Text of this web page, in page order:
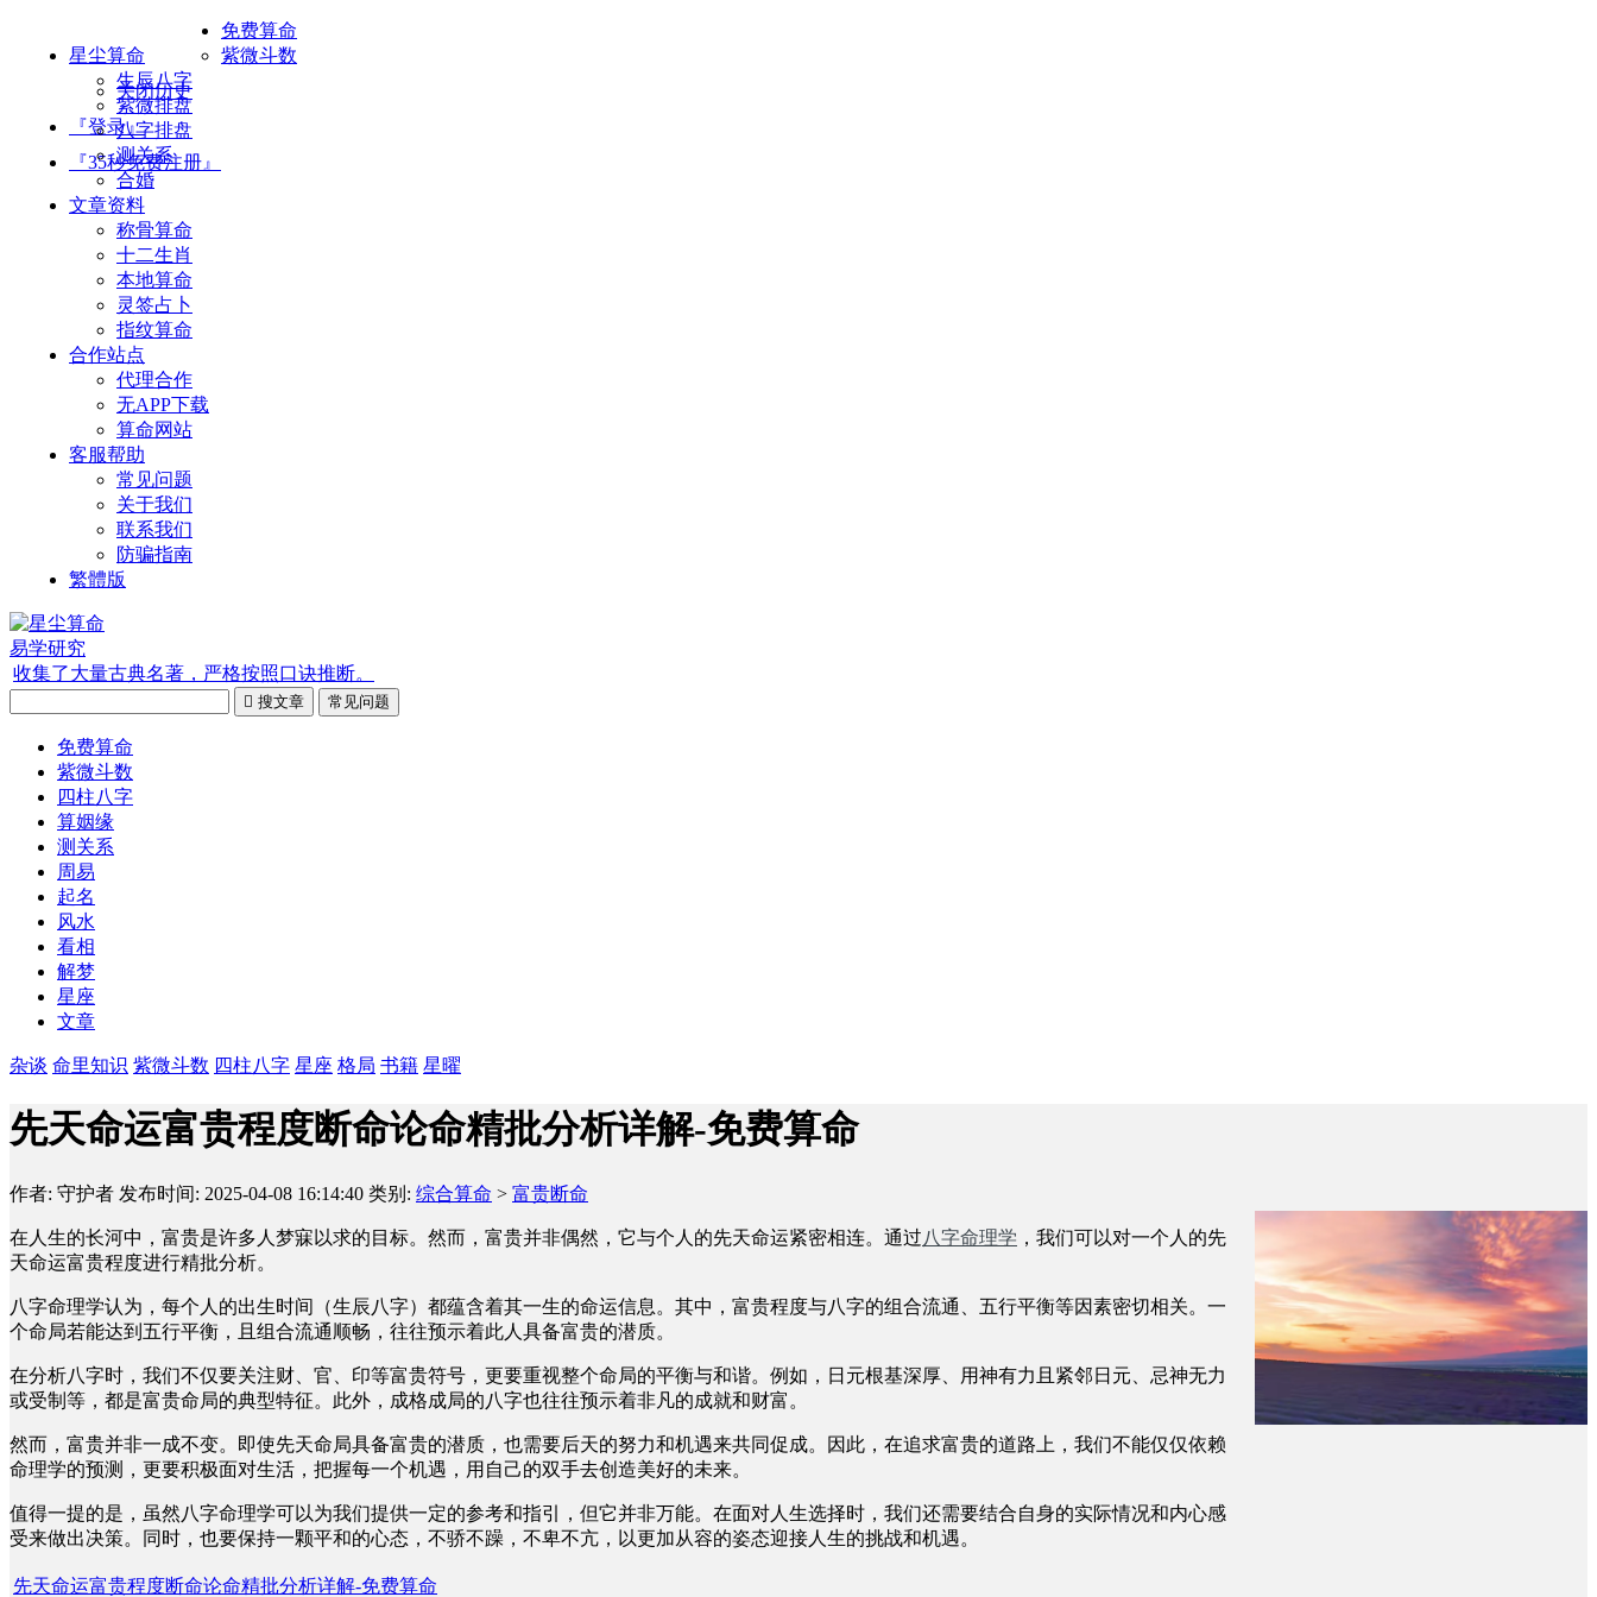
星尘算命
关闭历史
『登录』
『35秒免费注册』
免费算命
紫微斗数
生辰八字
紫微排盘
八字排盘
测关系
合婚
文章资料
称骨算命
十二生肖
本地算命
灵签占卜
指纹算命
合作站点
代理合作
无APP下载
算命网站
客服帮助
常见问题
关于我们
联系我们
防骗指南
繁體版
易学研究
收集了大量古典名著，严格按照口诀推断。
 搜文章 常见问题
免费算命
紫微斗数
四柱八字
算姻缘
测关系
周易
起名
风水
看相
解梦
星座
文章
杂谈 命里知识 紫微斗数 四柱八字 星座 格局 书籍 星曜
先天命运富贵程度断命论命精批分析详解-免费算命
作者: 守护者 发布时间: 2025-04-08 16:14:40 类别: 综合算命 > 富贵断命
在人生的长河中，富贵是许多人梦寐以求的目标。然而，富贵并非偶然，它与个人的先天命运紧密相连。通过八字命理学 ，我们可以对一个人的先
天命运富贵程度进行精批分析。
八字命理学认为，每个人的出生时间（生辰八字）都蕴含着其一生的命运信息。其中，富贵程度与八字的组合流通、五行平衡等因素密切相关。一
个命局若能达到五行平衡，且组合流通顺畅，往往预示着此人具备富贵的潜质。
在分析八字时，我们不仅要关注财、官、印等富贵符号，更要重视整个命局的平衡与和谐。例如，日元根基深厚、用神有力且紧邻日元、忌神无力
或受制等，都是富贵命局的典型特征。此外，成格成局的八字也往往预示着非凡的成就和财富。
然而，富贵并非一成不变。即使先天命局具备富贵的潜质，也需要后天的努力和机遇来共同促成。因此，在追求富贵的道路上，我们不能仅仅依赖
命理学的预测，更要积极面对生活，把握每一个机遇，用自己的双手去创造美好的未来。
值得一提的是，虽然八字命理学可以为我们提供一定的参考和指引，但它并非万能。在面对人生选择时，我们还需要结合自身的实际情况和内心感
受来做出决策。同时，也要保持一颗平和的心态，不骄不躁，不卑不亢，以更加从容的姿态迎接人生的挑战和机遇。
先天命运富贵程度断命论命精批分析详解-免费算命